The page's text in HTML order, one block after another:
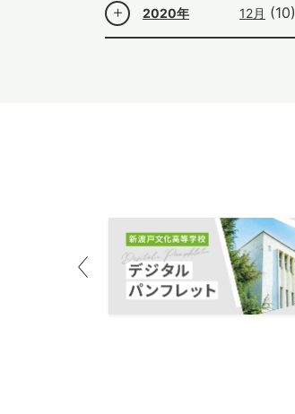
2020年 12月 (10)
Previous